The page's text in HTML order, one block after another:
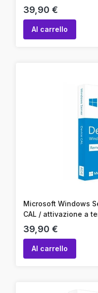
online / codice
Prezzo
39,90 €
Al carrello
Microsoft Windows
CAL / attivazione a
attivazione online /
Prezzo
39,90 €
Al carrello